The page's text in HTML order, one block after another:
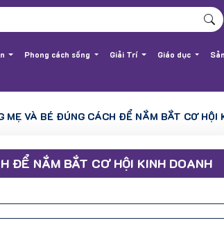
Phong cách sống Giải Trí Giáo dục
MẸ VÀ BÉ ĐÚNG CÁCH ĐỂ NẮM BẮT CƠ HỘI
ĐỂ NẮM BẮT CƠ HỘI KINH DOANH